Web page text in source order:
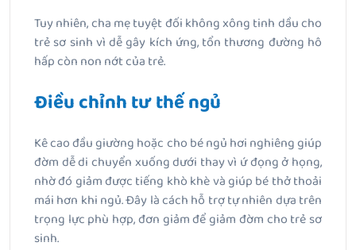
Tuy nhiên, cha mẹ tuyệt đối không xông tinh dầu cho
trẻ sơ sinh vì dễ gây kích ứng, tổn thương đường hô
hấp còn non nớt của trẻ.
Điều chỉnh tư thế ngủ
Kê cao đầu giường hoặc cho bé ngủ hơi nghiêng giúp
đờm dễ di chuyển xuống dưới thay vì ứ đọng ở họng,
nhờ đó giảm được tiếng khò khè và giúp bé thở thoải
mái hơn khi ngủ. Đây là cách hỗ trợ tự nhiên dựa trên
trọng lực phù hợp, đơn giảm để giảm đờm cho trẻ sơ
sinh.